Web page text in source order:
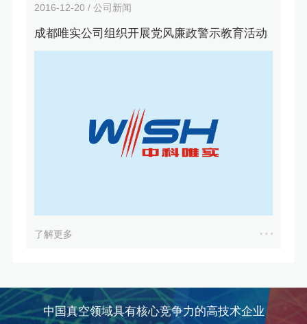
2016-12-20 / 公司新闻
成都唯实公司组织开展党风廉政警示教育活动
了解更多
中国真空领域具有核心竞争力的高技术企业